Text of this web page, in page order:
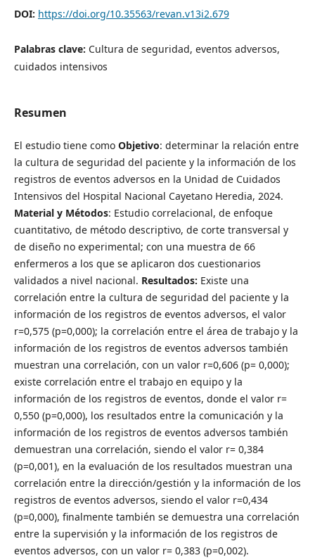
DOI: https://doi.org/10.35563/revan.v13i2.679
Palabras clave: Cultura de seguridad, eventos adversos,
cuidados intensivos
Resumen
El estudio tiene como Objetivo: determinar la relación entre
la cultura de seguridad del paciente y la información de los
registros de eventos adversos en la Unidad de Cuidados
Intensivos del Hospital Nacional Cayetano Heredia, 2024.
Material y Métodos: Estudio correlacional, de enfoque
cuantitativo, de método descriptivo, de corte transversal y
de diseño no experimental; con una muestra de 66
enfermeros a los que se aplicaron dos cuestionarios
validados a nivel nacional. Resultados: Existe una
correlación entre la cultura de seguridad del paciente y la
información de los registros de eventos adversos, el valor
r=0,575 (p=0,000); la correlación entre el área de trabajo y la
información de los registros de eventos adversos también
muestran una correlación, con un valor r=0,606 (p= 0,000);
existe correlación entre el trabajo en equipo y la
información de los registros de eventos, donde el valor r=
0,550 (p=0,000), los resultados entre la comunicación y la
información de los registros de eventos adversos también
demuestran una correlación, siendo el valor r= 0,384
(p=0,001), en la evaluación de los resultados muestran una
correlación entre la dirección/gestión y la información de los
registros de eventos adversos, siendo el valor r=0,434
(p=0,000), finalmente también se demuestra una correlación
entre la supervisión y la información de los registros de
eventos adversos, con un valor r= 0,383 (p=0,002).